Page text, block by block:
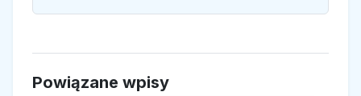
Powiązane wpisy